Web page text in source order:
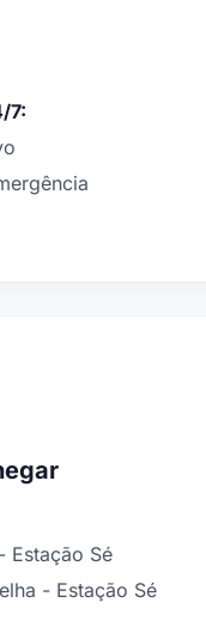
7:
Estação Sé
- Estação Sé